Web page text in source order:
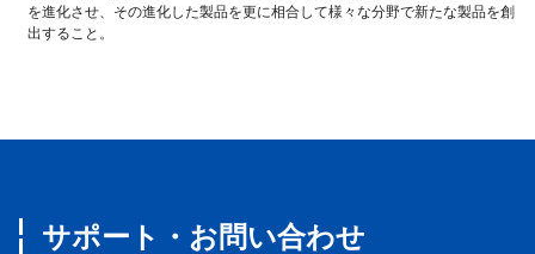
を進化させ、その進化した製品を更に相合して様々な分野で新たな製品を創
出すること。
サポート・お問い合わせ